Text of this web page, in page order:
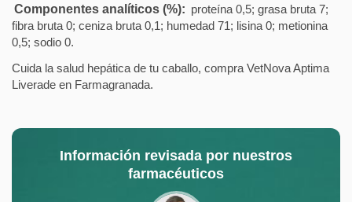
Componentes analíticos (%): proteína 0,5; grasa bruta 7;
fibra bruta 0; ceniza bruta 0,1; humedad 71; lisina 0; metionina
0,5; sodio 0.
Cuida la salud hepática de tu caballo, compra VetNova Aptima
Liverade en Farmagranada.
Información revisada por nuestros
farmacéuticos